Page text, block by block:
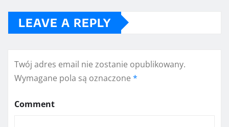
LEAVE A REPLY
Twój adres email nie zostanie opublikowany.
Wymagane pola są oznaczone *
Comment